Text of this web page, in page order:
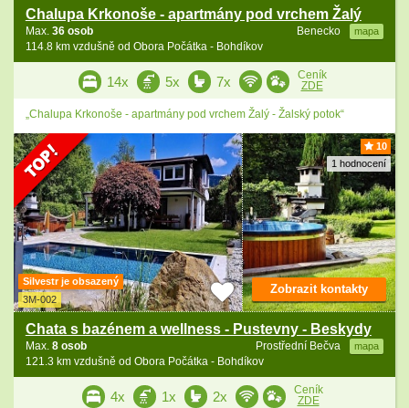
Chalupa Krkonoše - apartmány pod vrchem Žalý
Benecko mapa
Max. 36 osob
114.8 km vzdušně od Obora Počátka - Bohdíkov
14x 5x 7x
Ceník
ZDE
„Chalupa Krkonoše - apartmány pod vrchem Žalý - Žalský potok“
10
1 hodnocení
Silvestr je obsazený
3M-002
Chata s bazénem a wellness - Pustevny - Beskydy
Prostřední Bečva mapa
Max. 8 osob
121.3 km vzdušně od Obora Počátka - Bohdíkov
Zobrazit kontakty
4x 1x 2x
Ceník
ZDE